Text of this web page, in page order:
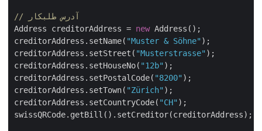
// آدرس طلبکار
Address creditorAddress = new Address();
creditorAddress.setName("Muster & Söhne" );
creditorAddress.setStreet("Musterstrasse" );
creditorAddress.setHouseNo("12b" );
creditorAddress.setPostalCode("8200" );
creditorAddress.setTown("Zürich" );
creditorAddress.setCountryCode("CH" );
swissQRCode.getBill().setCreditor(creditorAddress);